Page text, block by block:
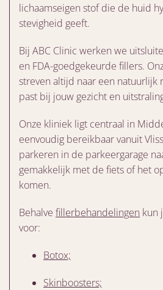
lichaamseigen stof die de huid
stevigheid geeft.
Bij ABC Clinic werken we
en FDA-goedgekeurde fillers.
streven altijd naar een natuurlijk
past bij jouw gezicht en
Onze kliniek ligt centraal in
eenvoudig bereikbaar vanuit
parkeren in de parkeergarage
gemakkelijk met de fiets of het
komen.
Behalve fillerbehandelingen kun
voor:
Botox;
Skinboosters;